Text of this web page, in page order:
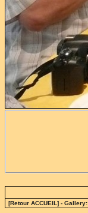
[Retour ACCUEIL] - Gallery: